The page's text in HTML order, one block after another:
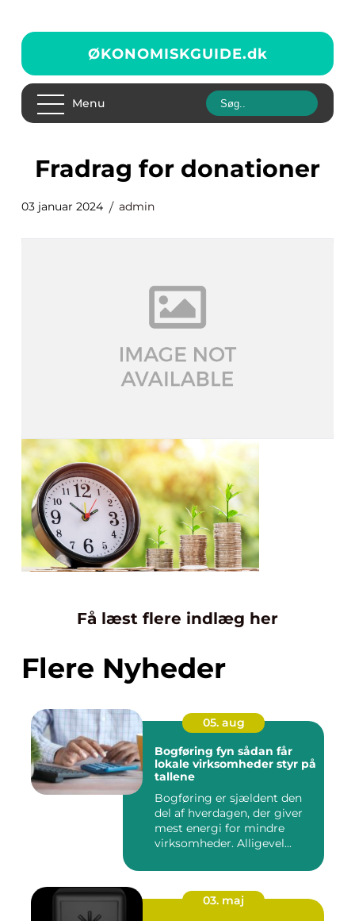
ØKONOMISKGUIDE.dk
Menu
fradrag for donationer
03 januar 2024 admin
Få læst flere indlæg her
Flere Nyheder
05. aug
Bogføring fyn sådan får
lokale virksomheder styr på
tallene
Bogføring er sjældent den
del af hverdagen, der giver
mest energi for mindre
virksomheder. Alligevel...
03. maj